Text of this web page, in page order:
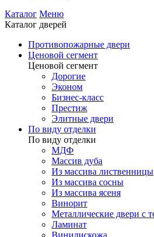
Каталог Меню
Каталог дверей
Противопожарные двери
Ценовой сегмент
Ценовой сегмент
Дорогие
Эконом
Бизнес-класс
Престиж
Элитные двери
По виду отделки
По виду отделки
МДФ
Массив дуба
Из массива лиственницы
Из массива сосны
Из массива ясеня
Винорит
Металлические двери с
Ламинат